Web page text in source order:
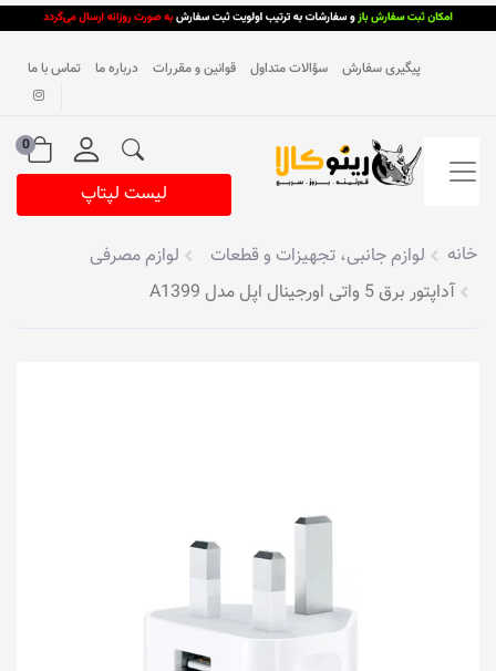
پیگیری سفارش سؤالات متداول قوانین و مقررات درباره ما تماس با ما
0
لیست لپتاپ
خانه لوازم جانبی، تجهیزات و قطعات
لوازم مصرفی
آداپتور برق 5 واتی اورجینال اپل مدل A1399